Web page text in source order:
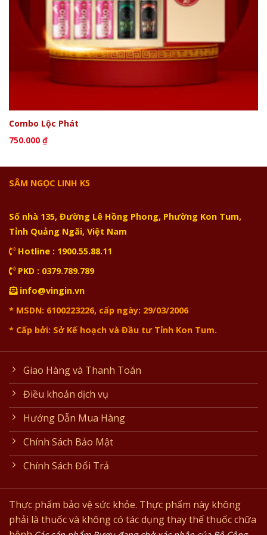
Combo Lộc Phát
750.000 ₫
SÂM NGỌC LINH K5
Số nhà 135, Đường Lê Hồng Phong, Phường Kon Tum,
Tỉnh Quảng Ngãi, Việt Nam
Hotline : 1900.55.88.11
PKD : 0379.789.789
info@vingin.vn
* MSDN: 6100223226, cấp ngày: 29/03/2006
* Cấp bởi: Sở Kế hoạch và Đầu tư Tỉnh Kon Tum.
Giao Hàng và Thanh Toán
Điều khoản dịch vụ
Hướng Dẫn Mua Hàng
Chính Sách Bảo Mật
Chính Sách Đổi Trả
Thực phẩm bảo vệ sức khỏe. Thực phẩm này không
phải là thuốc và không có tác dụng thay thế thuốc chữa